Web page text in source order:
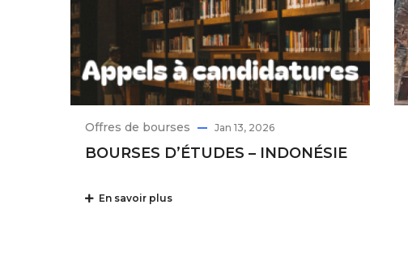
Offres de bourses Jan 13, 2026
BOURSES D’ÉTUDES – INDONÉSIE
En savoir plus